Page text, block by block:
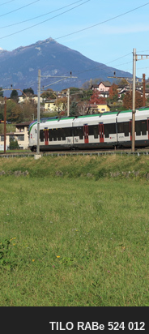
TILO RABe 524 012